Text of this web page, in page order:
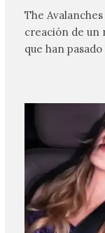
The
creación de un
que han